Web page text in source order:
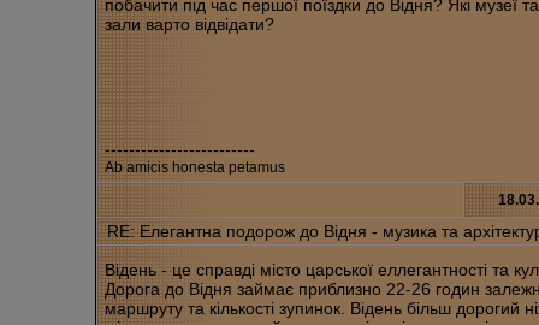
побачити під час першої поїздки до Відня? Які музеї
зали варто відвідати?
-------------------------
Ab amicis honesta petamus
RE: Елегантна подорож до Відня - музика та
Відень - це справді місто царської еллегантності та
Дорога до Відня займає приблизно 22-26 годин
маршруту та кількості зупинок. Відень більш дорогий